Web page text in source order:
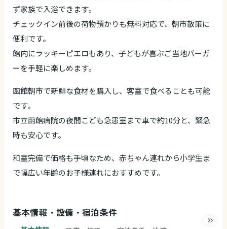
ず家族で入浴できます。
チェックイン前後の荷物預かりも無料対応で、朝市散策に
便利です。
館内にラッキーピエロもあり、子どもが喜ぶご当地バーガ
ーを手軽に楽しめます。
函館朝市で新鮮な食材を購入し、客室で食べることも可能
です。
市立函館病院の夜間こども急患室まで車で約10分と、緊急
時も安心です。
和室完備で価格も手頃なため、赤ちゃん連れから小学生ま
で幅広い年齢のお子様連れにおすすめです。
基本情報・設備・宿泊条件